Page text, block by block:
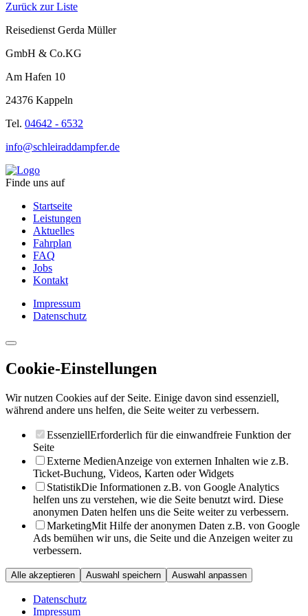
Zurück zur Liste
Reisedienst Gerda Müller
GmbH & Co.KG
Am Hafen 10
24376 Kappeln
Tel. 04642 - 6532
info@schleiraddampfer.de
Finde uns auf
Startseite
Leistungen
Aktuelles
Fahrplan
FAQ
Jobs
Kontakt
Impressum
Datenschutz
Cookie-Einstellungen
Wir nutzen Cookies auf der Seite. Einige davon sind essenziell,
während andere uns helfen, die Seite weiter zu verbessern.
EssenziellErforderlich für die einwandfreie Funktion der
Seite
Externe MedienAnzeige von externen Inhalten wie z.B.
Ticket-Buchung, Videos, Karten oder Widgets
StatistikDie Informationen z.B. von Google Analytics
helfen uns zu verstehen, wie die Seite benutzt wird. Diese
anonymen Daten helfen uns die Seite weiter zu verbessern.
MarketingMit Hilfe der anonymen Daten z.B. von Google
Ads bemühen wir uns, die Seite und die Anzeigen weiter zu
verbessern.
Alle akzeptieren Auswahl speichern Auswahl anpassen
Datenschutz
Impressum